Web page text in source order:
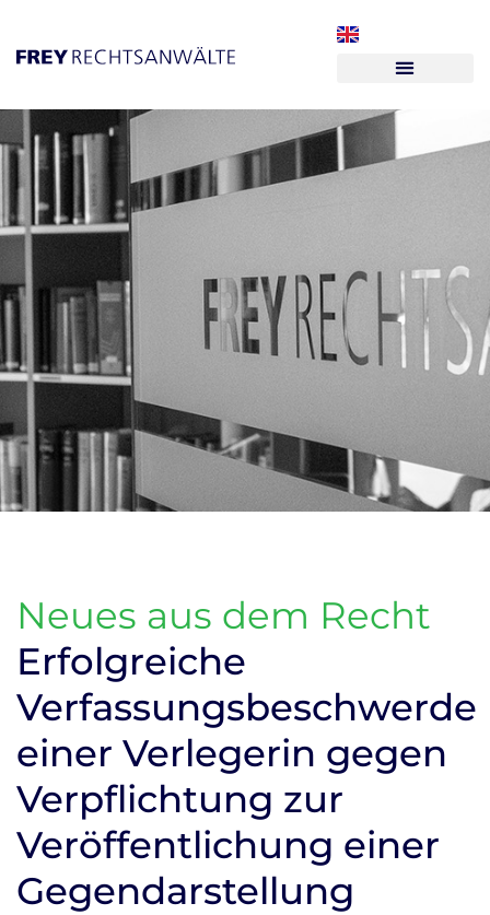
Neues aus dem Recht
Erfolgreiche
Verfassungsbeschwerde
einer Verlegerin gegen
Verpflichtung zur
Veröffentlichung einer
Gegendarstellung